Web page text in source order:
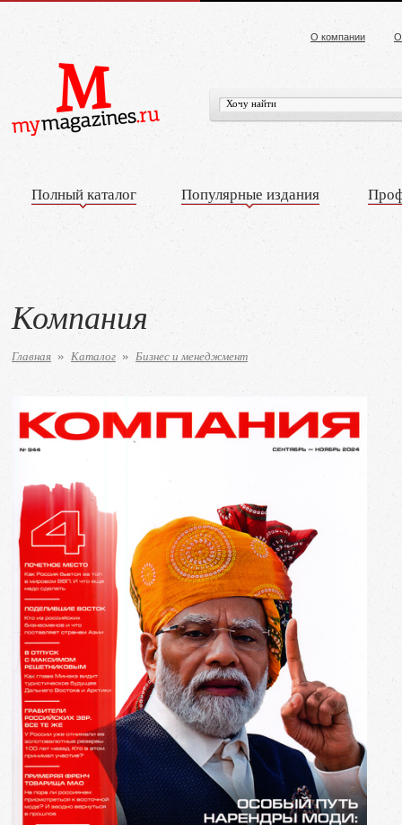
О компании
Полный каталог Популярные издания
Компания
Главная » Каталог » Бизнес и менеджмент